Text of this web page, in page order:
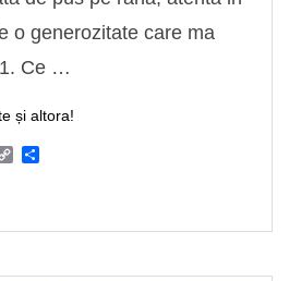
o generozitate care ma
Ce …
și altora!
Copy